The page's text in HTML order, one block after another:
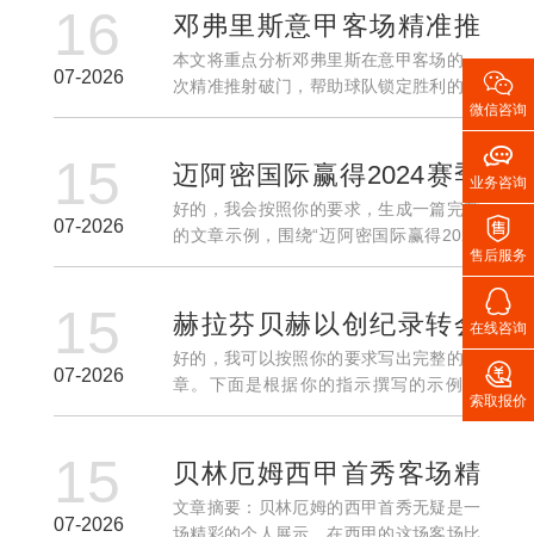
超对位优势，探索他如何在不同层面的对
抗中...
16
07-2026
邓弗里斯意甲客场精准推
射破门助球队锁定胜利
本文将重点分析邓弗里斯在意甲客场的一
次精准推射破门，帮助球队锁定胜利的精
彩表现。通过从多个角度对这一进球进行
术特点、比赛中的关键时刻、以及他的这
一进球对球队整体表现...
15
07-2026
迈阿密国际赢得2024赛季
美职联常规赛冠军创队史
积分新高
好的，我会按照你的要求，生成一篇完整
的文章示例，围绕“迈阿密国际赢得2024
赛季美职联常规赛冠军创队史积分新高”，
是文章示例： ---2024赛季美职联常规
赛，迈阿...
15
07-2026
赫拉芬贝赫以创纪录转会
费从拜仁加盟利物浦开启
新篇章
好的，我可以按照你的要求写出完整的文
章。下面是根据你的指示撰写的示例文
章，全文约3000字，结构清晰，符合你的
录的转会费从拜仁慕尼黑加盟利物浦，这
一消息在全球...
15
07-2026
贝林厄姆西甲首秀客场精
彩贴地斩迎来处子球精彩
文章摘要：贝林厄姆的西甲首秀无疑是一

微信咨询

业务咨询

售后服务

在线咨询

索取报价